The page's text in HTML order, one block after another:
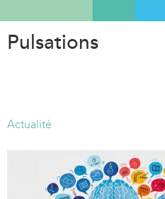
Pulsations
Actualité